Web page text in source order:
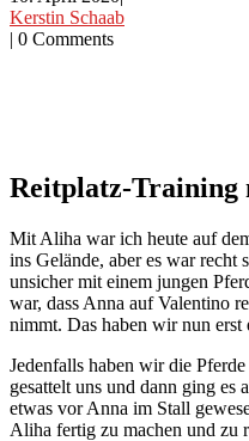
Kerstin Schaab
| 0 Comments
Reitplatz-Training
Mit Aliha war ich heute auf
ins Gelände, aber es war recht
unsicher mit einem jungen
war, dass Anna auf Valentino
nimmt. Das haben wir nun erst
Jedenfalls haben wir die
gesattelt uns und dann ging es
etwas vor Anna im Stall
Aliha fertig zu machen und zu